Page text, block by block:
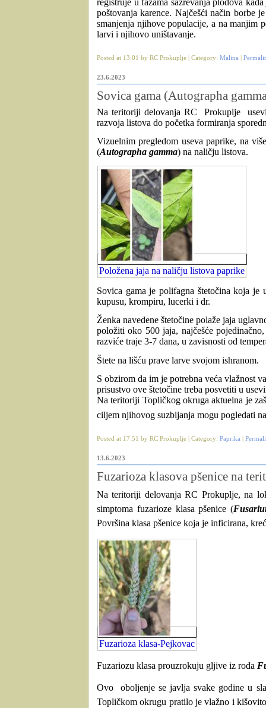
poštovanja karence. Najčešći način borbe
smanjenja njihove populacije, a na manjim
larvi i njihovo uništavanje.
Posted at 13:01 by RC Prokuplje | Category: Malina
23.6.2023
Sovica gama (Autographa
Na teritoriji delovanja RC Prokuplje
razvoja listova do početka formiranja
Vizuelnim pregledom useva paprike, na
(Autographa gamma) na naličju listova.
Položena jaja na naličju listova paprike
Sovica gama je polifagna štetočina koja
kupusu, krompiru, lucerki i dr.
Ženka navedene štetočine polaže jaja
položiti oko 500 jaja, najčešće
razviće traje 3-7 dana, u zavisnosti od
Štete na lišću prave larve svojom ishranom.
S obzirom da im je potrebna veća vlažnost
prisustvo ove štetočine treba posvetiti u
Na teritoriji Topličkog okruga aktuelna je
ciljem njihovog suzbijanja mogu pogledati
Posted at 17:51 by RC Prokuplje | Category: Paprika
13.6.2023
Fuzarioza klasova pšenice na
Na teritoriji delovanja RC Prokuplje, na
simptoma fuzarioze klasa pšenice (
Površina klasa pšenice koja je inficirana,
Fuzarioza klasa-Pejkovac
Fuzariozu klasa prouzrokuju gljive iz roda
Ovo
oboljenje se javlja svake godine u
Topličkom okrugu pratilo je vlažno i